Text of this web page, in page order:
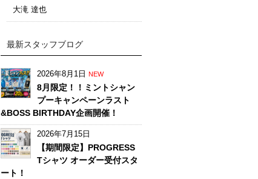
大滝 達也
最新スタッフブログ
2026年8月1日 NEW
8月限定！！ミントシャン
プーキャンペーンラスト
&BOSS BIRTHDAY企画開催！
2026年7月15日
【期間限定】PROGRESS
Tシャツ オーダー受付スタ
ート！